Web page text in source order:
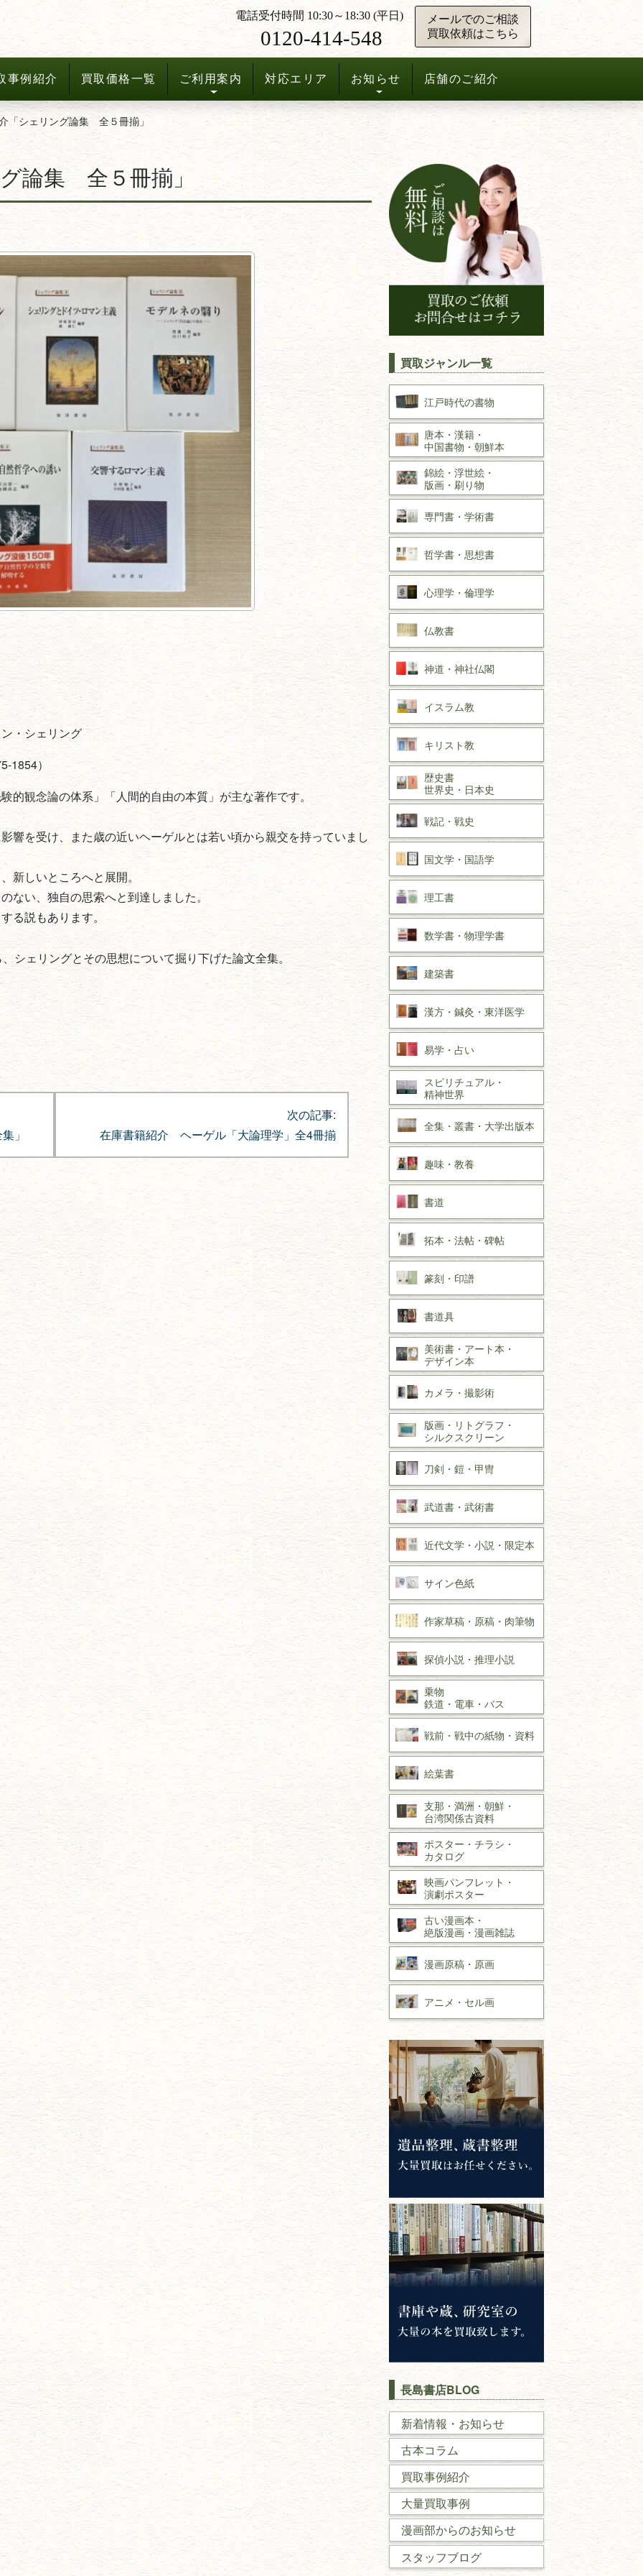
事例紹介 買取価格一覧 ご利用案内 対応エリア お知らせ 店舗のご紹介
電話受付時間 10:30～18:30 (平日)
0120-414-548
メールでのご相談
買取依頼はこちら
「シェリング論集 全５冊揃」
論集 全５冊揃」
・シェリング
1854）
的観念論の体系」「人間的自由の本質」が主な著作です。
響を受け、また歳の近いヘーゲルとは若い頃から親交を持っていまし
新しいところへと展開。
ない、独自の思索へと到達しました。
る説もあります。
シェリングとその思想について掘り下げた論文全集。
」
次の記事:
在庫書籍紹介 ヘーゲル「大論理学」全4冊揃
買取ジャンル一覧
江戸時代の書物
唐本・漢籍・
中国書物・朝鮮本
錦絵・浮世絵・
版画・刷り物
専門書・ 学術書
哲学書・思想書
心理学・倫理学
仏教書
神道・神社仏閣
イスラム教
キリスト教
歴史書
世界史・ 日本史
戦記・戦史
国文学・ 国語学
理工書
数学書・ 物理学書
建築書
漢方・ 鍼灸・ 東洋医学
易学・ 占い
スピリチュアル・
精神世界
全集・ 叢書・ 大学出版本
趣味・ 教養
書道
拓本・法帖・ 碑帖
篆刻・印譜
書道具
美術書・アート本・
デザイン本
カメラ・撮影術
版画・リトグラフ・
シルクスクリーン
刀剣・ 鎧・ 甲冑
武道書・ 武術書
近代文学・ 小説・限定本
サイン色紙
作家草稿・原稿・ 肉筆物
探偵小説・ 推理小説
乗物
鉄道・ 電車・ バス
戦前・戦中の紙物・資料
絵葉書
支那・満洲・朝鮮・
台湾関係古資料
ポスター・チラシ・
カタログ
映画パンフレット・
演劇ポスター
古い漫画本・
絶版漫画・漫画雑誌
漫画原稿・ 原画
アニメ・ セル画
長島書店BLOG
新着情報・お知らせ
古本コラム
買取事例紹介
大量買取事例
漫画部からのお知らせ
スタッフブログ